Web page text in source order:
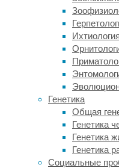
Ихтиология
Генетика
Общая
Генетика
Генетика
Генетика
Социальные
обнаружили,
что
прибрежных
водах
количество
энтероккоков
(бактерии,
вызывающие
менингит
инфекции